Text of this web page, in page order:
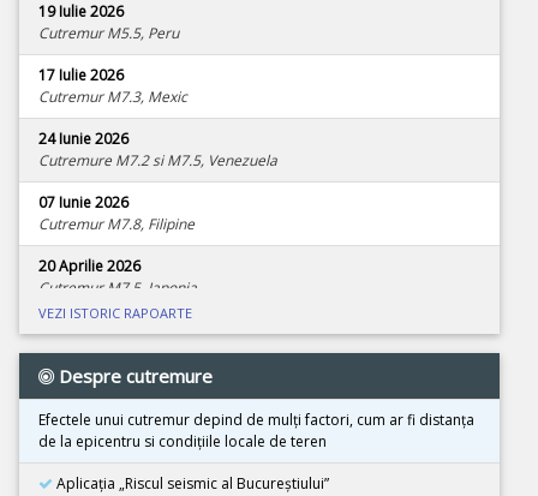
19 Iulie 2026
Cutremur M5.5, Peru
17 Iulie 2026
Cutremur M7.3, Mexic
24 Iunie 2026
Cutremure M7.2 si M7.5, Venezuela
07 Iunie 2026
Cutremur M7.8, Filipine
20 Aprilie 2026
Cutremur M7.5, Japonia
08 Aprilie 2026
Cutremur M4.0, Zona seismica Vrancea
01 Aprilie 2026
Cutremur M7.4, Marea Molucca, Indonezia
30 Martie 2026
Cutremur M7.3, Vanuatu
VEZI ISTORIC RAPOARTE
Despre cutremure
Efectele unui cutremur depind de mulţi factori, cum ar fi distanţa
de la epicentru si condiţiile locale de teren
Aplicația „Riscul seismic al Bucureștiului”